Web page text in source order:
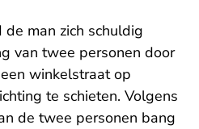
man zich schuldig
van twee personen door
winkelstraat op
te schieten. Volgens
de twee personen bang